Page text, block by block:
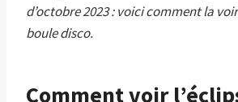
d’octobre 2023 : voici comment la voir
boule disco.
Comment voir